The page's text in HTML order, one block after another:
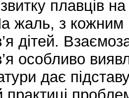
плавців
жаль, з кожним
дітей.
особливо
дає